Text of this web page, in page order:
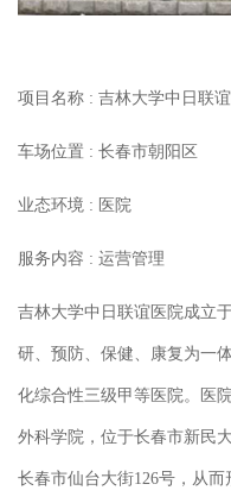
项目名称 : 吉林大学中日联
车场位置 : 长春市朝阳区
业态环境 : 医院
服务内容 : 运营管理
吉林大学中日联谊医院成立
研、预防、保健、康复为一
化综合性三级甲等医院。医
外科学院，位于长春市新民
长春市仙台大街126号，从而